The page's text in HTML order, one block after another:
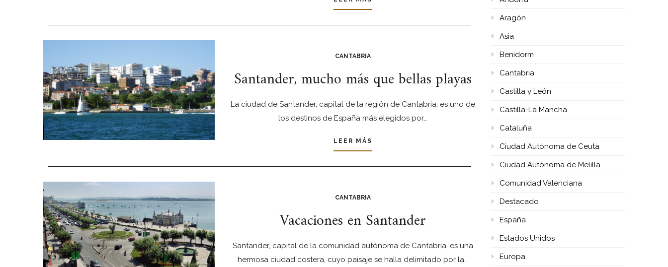
CANTABRIA
Santander, mucho más que bellas playas
La ciudad de Santander, capital de la región de Cantabria, es uno de
los destinos de España más elegidos por…
LEER MÁS
CANTABRIA
Vacaciones en Santander
Santander, capital de la comunidad autónoma de Cantabria, es una
hermosa ciudad costera, cuyo paisaje se halla delimitado por la…
Aragón
Asia
Benidorm
Cantabria
Castilla y León
Castilla-La Mancha
Cataluña
Ciudad Autónoma de Ceuta
Ciudad Autónoma de Melilla
Comunidad Valenciana
Destacado
España
Estados Unidos
Europa